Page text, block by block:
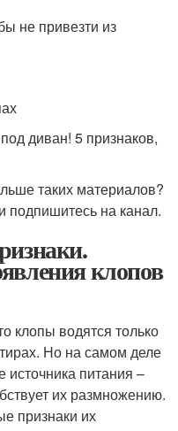
не привезти из
диван! 5 признаков,
таких материалов?
на канал.
клопов
клопы водятся только
Но на самом деле
питания –
их размножению.
признаки их